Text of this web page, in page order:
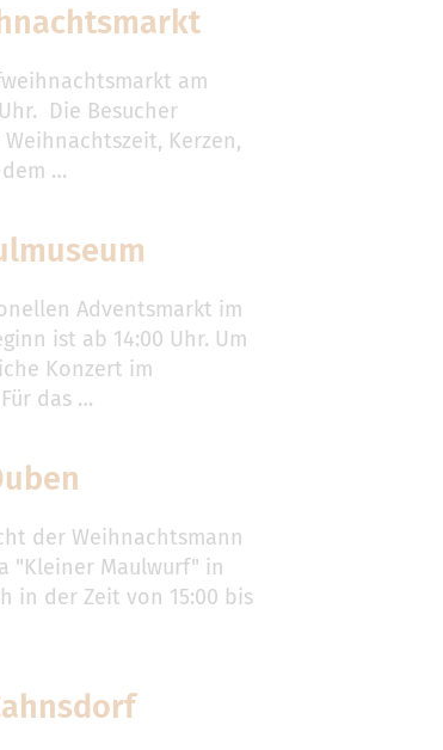
am
Die Besucher
Kerzen,
…
Adventsmarkt im
ist ab 14:00 Uhr. Um
Konzert im
das …
der Weihnachtsmann
"Kleiner Maulwurf" in
in der Zeit von 15:00 bis